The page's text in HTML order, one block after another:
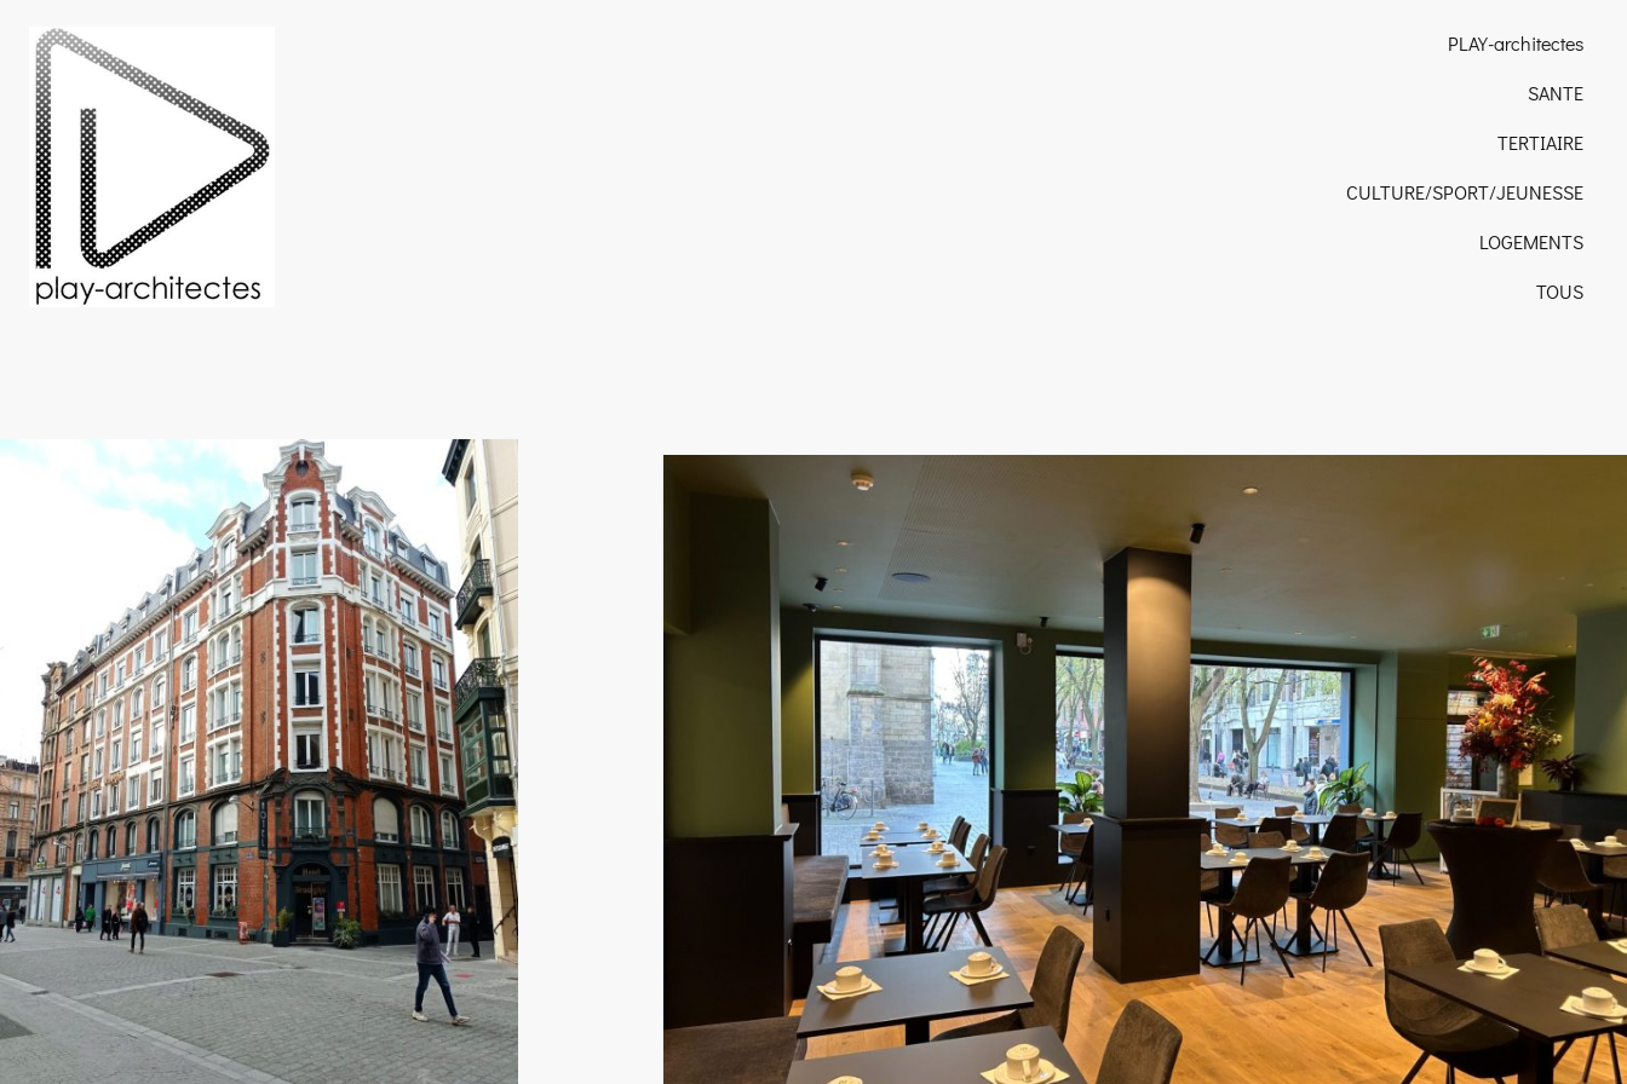
PLAY-architectes
SANTE
TERTIAIRE
CULTURE/SPORT/JEUNESSE
LOGEMENTS
TOUS